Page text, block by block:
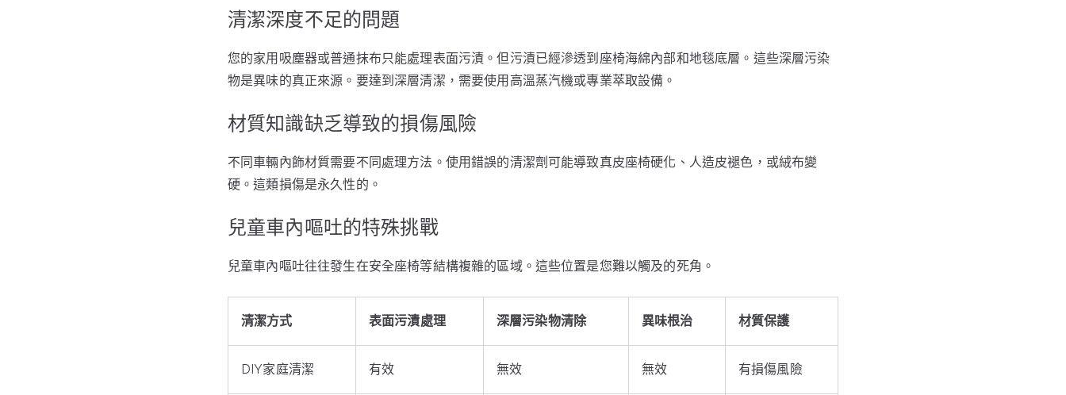
清潔深度不足的問題
您的家用吸塵器或普通抹布只能處理表面污漬。但污漬已經滲透到座椅海綿內部和地毯底層。這些深層污染
物是異味的真正來源。要達到深層清潔，需要使用高溫蒸汽機或專業萃取設備。
材質知識缺乏導致的損傷風險
不同車輛內飾材質需要不同處理方法。使用錯誤的清潔劑可能導致真皮座椅硬化、人造皮褪色，或絨布變
硬。這類損傷是永久性的。
兒童車內嘔吐的特殊挑戰
兒童車內嘔吐往往發生在安全座椅等結構複雜的區域。這些位置是您難以觸及的死角。
清潔方式 表面污漬處理 深層污染物清除 異味根治 材質保護
DIY家庭清潔 有效 無效 無效 有損傷風險